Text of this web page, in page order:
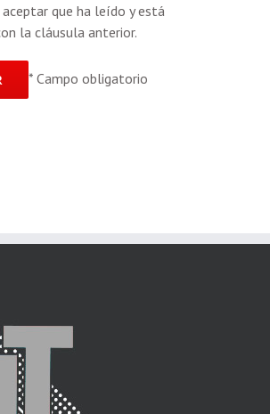
aceptar que ha leído y está
la cláusula anterior.
*Campo obligatorio